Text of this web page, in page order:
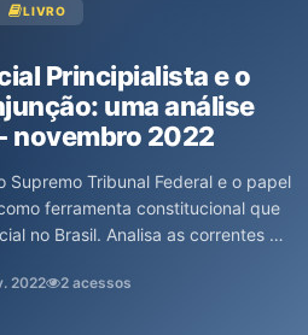
LIVRO
Principialista e o
uma análise
novembro 2022
Supremo Tribunal Federal e o papel
ferramenta constitucional que
no Brasil. Analisa as correntes do
judicial. A obra destaca a
2022 2 acessos